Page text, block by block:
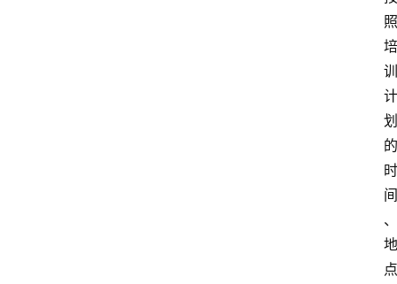
照
培
训
计
划
的
时
间
、
地
点